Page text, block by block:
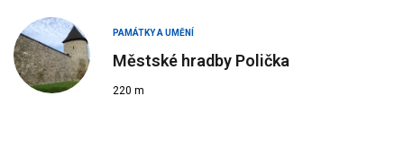
PAMÁTKY A UMĚNÍ
Městské hradby Polička
220 m